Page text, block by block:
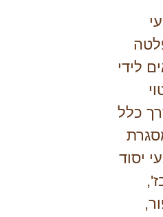
לידי
כלל
יסוד